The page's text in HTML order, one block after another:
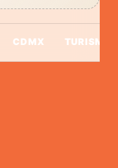
CDMX TURISMO